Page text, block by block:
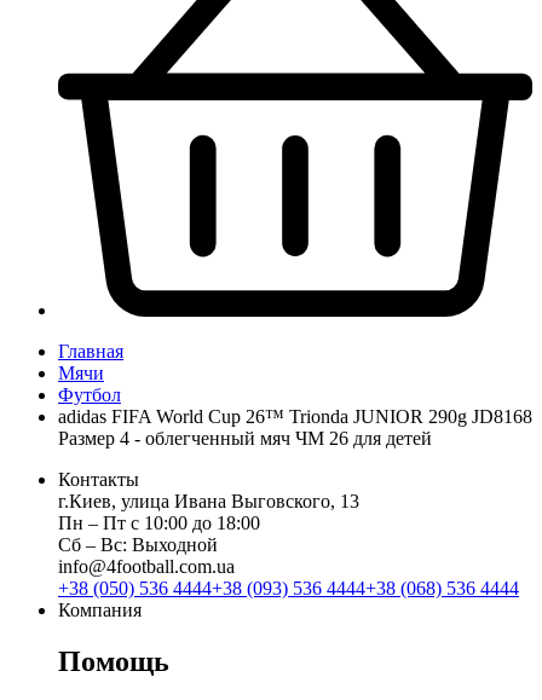
Главная
Мячи
Футбол
adidas FIFA World Cup 26™ Trionda JUNIOR 290g JD8168
Размер 4 - облегченный мяч ЧМ 26 для детей
Контакты
г.Киев, улица Ивана Выговского, 13
Пн ‒ Пт с 10:00 до 18:00
Сб ‒ Вс: Выходной
info@4football.com.ua
+38 (050) 536 4444+38 (093) 536 4444+38 (068) 536 4444
Компания
Помощь